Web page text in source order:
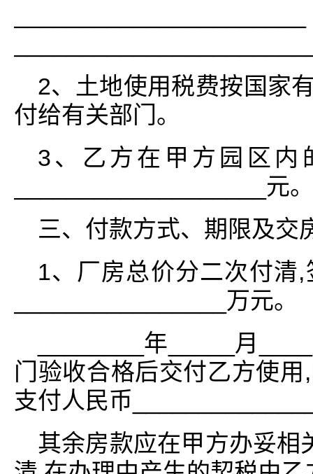
2、土地使用税费按国家
付给有关部门。
3、乙方在甲方园区内
___________________元。
三、付款方式、期限及交
1、厂房总价分二次付清
________________万元。
________年_____月
门验收合格后交付乙方使
支付人民币
其余房款应在甲方办妥相